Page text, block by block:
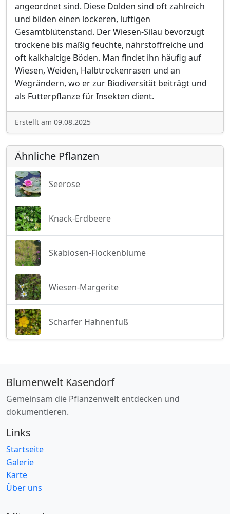
angeordnet sind. Diese Dolden sind oft zahlreich
und bilden einen lockeren, luftigen
Gesamtblütenstand. Der Wiesen-Silau bevorzugt
trockene bis mäßig feuchte, nährstoffreiche und
oft kalkhaltige Böden. Man findet ihn häufig auf
Wiesen, Weiden, Halbtrockenrasen und an
Wegrändern, wo er zur Biodiversität beiträgt und
als Futterpflanze für Insekten dient.
Erstellt am 09.08.2025
Ähnliche Pflanzen
Seerose
Knack-Erdbeere
Skabiosen-Flockenblume
Wiesen-Margerite
Scharfer Hahnenfuß
Blumenwelt Kasendorf
Gemeinsam die Pflanzenwelt entdecken und
dokumentieren.
Links
Startseite
Galerie
Karte
Über uns